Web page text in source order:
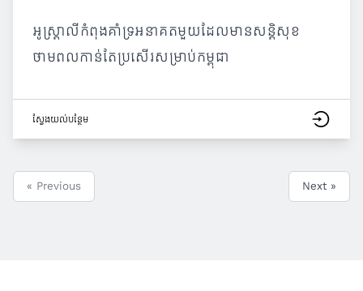
អូស្ត្រាលីកំពុងគាំទ្រអនាគតមួយដែលមានសន្តិសុខ
ថាមពលកាន់តែប្រសើរសម្រាប់កម្ពុជា
ស្វែង​យល់​បន្ថែម
« Previous Next »